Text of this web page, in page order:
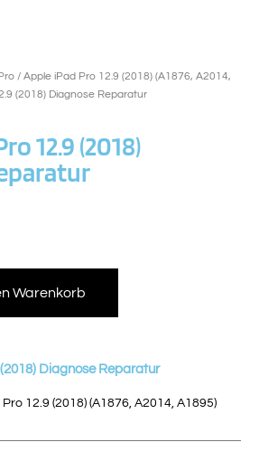
/ Apple iPad Pro 12.9 (2018) (A1876, A2014,
(2018) Diagnose Reparatur
12.9 (2018)
Warenkorb
Diagnose Reparatur
12.9 (2018) (A1876, A2014, A1895)